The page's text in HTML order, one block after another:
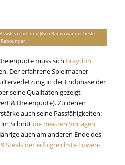
verteilt und Jilson Bango war der beste
Rebounder.
muss sich Braydon
Der erfahrene Spielmacher
in der Endphase der
seine Qualitäten gezeigt
& Dreierquote). Zu denen
auch seine Passfähigkeiten:
im Schnittdie meisten Vorlagen
auch am anderen Ende des
Steals der erfolgreichste Löwen-